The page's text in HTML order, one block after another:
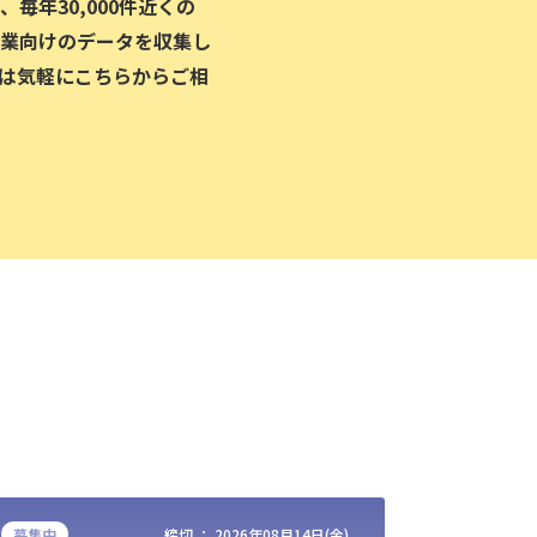
向けのデータを収集し
気軽にこちらからご相